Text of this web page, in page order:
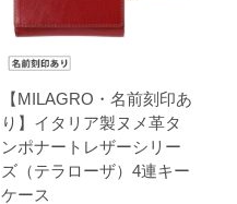
【MILAGRO・名前刻印あ
り】イタリア製ヌメ革タ
ンポナートレザーシリー
ズ（テラローザ）4連キー
ケース